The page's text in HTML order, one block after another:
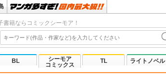
書籍ならコミックシーモア！
BL
シーモア
コミックス
TL ライトノベル